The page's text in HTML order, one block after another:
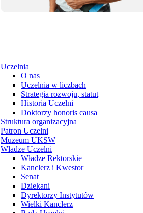
Uczelnia
O nas
Uczelnia w liczbach
Strategia rozwoju, statut
Historia Uczelni
Doktorzy honoris causa
Struktura organizacyjna
Patron Uczelni
Muzeum UKSW
Władze Uczelni
Władze Rektorskie
Kanclerz i Kwestor
Senat
Dziekani
Dyrektorzy Instytutów
Wielki Kanclerz